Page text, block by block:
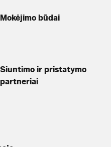
Mokėjimo būdai